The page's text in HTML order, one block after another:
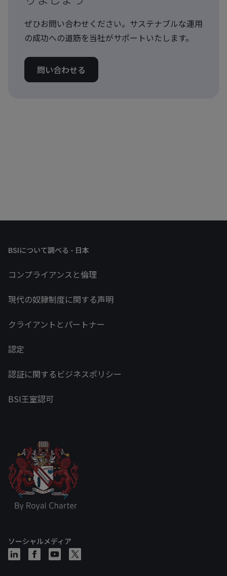
ぜひお問い合わせください。サステナブルな運用
の成功への道筋を当社がサポートいたします。
問い合わせる
BSIについて調べる - 日本
コンプライアンスと倫理
現代の奴隷制度に関する声明
クライアントとパートナー
認定
認証に関するビジネスポリシー
BSI王室認可
ソーシャルメディア